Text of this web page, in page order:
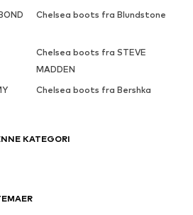
Chelsea boots fra Blundstone
Chelsea boots fra STEVE
MADDEN
Chelsea boots fra Bershka
KATEGORI